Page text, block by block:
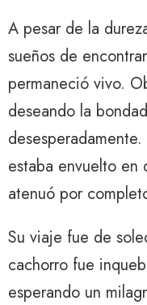
A pesar de la
sueños de
permaneció vivo.
deseando la
estaba envuelto en
atenuó por
Su viaje fue de
cachorro fue
esperando un